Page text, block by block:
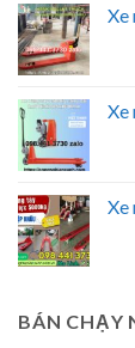
Xe
Xe
Xe
BÁN CHẠY